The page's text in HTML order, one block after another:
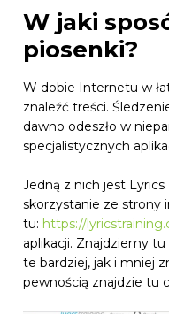
W jaki
piosenki?
W dobie Internetu w
znaleźć treści.
dawno odeszło w
specjalistycznych
Jedną z nich jest
skorzystanie ze strony
tu: https://
aplikacji. Znajdziemy
te bardziej, jak i mniej
pewnością znajdzie tu